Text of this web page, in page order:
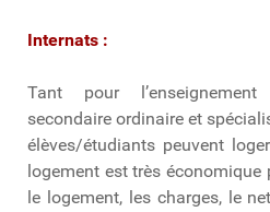
Internats :
Tant pour
secondaire ordinaire et
élèves/étudiants peuvent
logement est très économique
le logement, les charges, le